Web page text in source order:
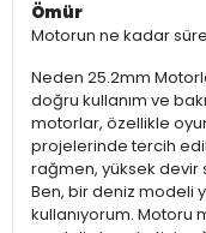
Ömür
Motorun ne kadar
Neden 25.2mm
doğru kullanım ve
motorlar, özellikle
projelerinde tercih
rağmen, yüksek devir
Ben, bir deniz modeli
kullanıyorum. Motoru